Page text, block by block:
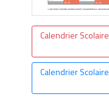
Calendrier Scolaire
Calendrier Scolaire